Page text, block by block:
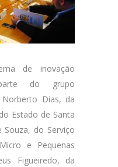
de inovação
do grupo
Norberto Dias, da
Estado de Santa
Souza, do Serviço
e Pequenas
Figueiredo, da